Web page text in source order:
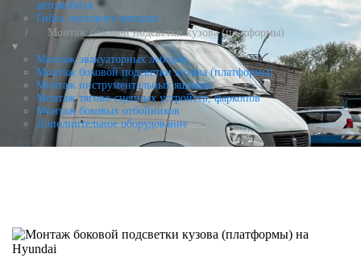
автомобиля
Гибка листового металла
Монтаж боковой подсветки кузова (платформы)
▾
Монтаж эвакуаторных лебедок
Монтаж боковой подсветки кузова (платформы)
Монтаж инструментальных ящиков
Монтаж тягово-сцепных устройств, фаркопов
Монтаж боковых отбойников
Дополнительное оборудование